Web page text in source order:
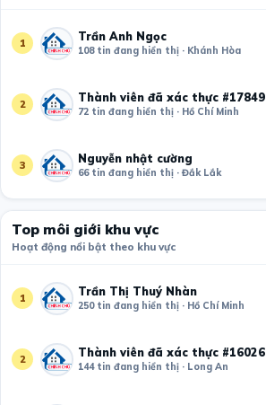
1 Trần Anh Ngọc
108 tin đang hiển thị · Khánh Hòa
2 Thành viên đã xác thực #17849
72 tin đang hiển thị · Hồ Chí Minh
3 Nguyễn nhật cường
66 tin đang hiển thị · Đắk Lắk
Top môi giới khu vực
Hoạt động nổi bật theo khu vực
1 Trần Thị Thuý Nhàn
250 tin đang hiển thị · Hồ Chí Minh
2 Thành viên đã xác thực #16026
144 tin đang hiển thị · Long An